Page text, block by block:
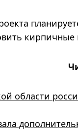
области